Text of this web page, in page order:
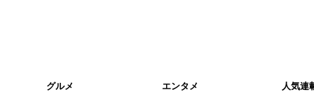
グルメ エンタメ 人気連